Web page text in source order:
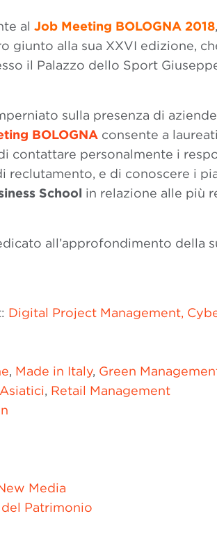
al Job Meeting BOLOGNA 2018
giunto alla sua XXVI edizione,
il Palazzo dello Sport
sulla presenza di
BOLOGNA consente a
contattare personalmente i
reclutamento, e di conoscere i
School in relazione alle più
all’approfondimento della
Digital Project Management,
, Made in Italy, Green
, Retail Management
Media
Patrimonio